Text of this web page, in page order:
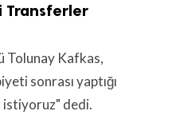
Transferler
Tolunay Kafkas,
sonrası yaptığı
istiyoruz" dedi.